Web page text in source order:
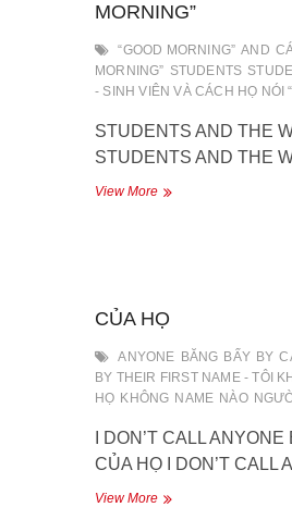
TẠI
ÔNG
TỰ
VỀ
BẢN
HỌ
MORNING”
“GOOD MORNING” AND
MORNING” STUDENTS
- SINH VIÊN VÀ CÁCH HỌ NÓI
STUDENTS AND THE
STUDENTS AND THE
View MoreSTUDENTS
MORNING”
VIÊN
VÀ
HỌ
NÓI
MORNING”
CỦA HỌ
ANYONE BĂNG BẤY BY
BY THEIR FIRST NAME - TÔI
HỌ KHÔNG NAME NÀO
I DON’T CALL
CỦA HỌ I DON’T CALL
View MoreI